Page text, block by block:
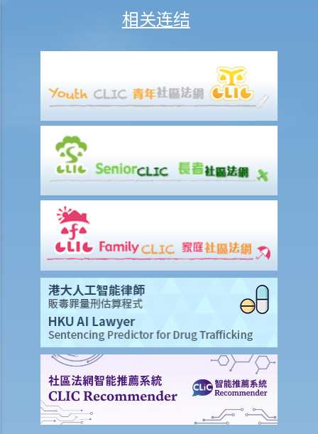
1. 「冷静期」是甚么？如果我刚刚购买了一份人寿保险，但几天后想改
2. 我正考虑把现有的人寿保险保单转到另一间保险公司，我需考虑哪些
因素？我可向谁征询意见？
3. 我如何在购买长期保险保单前，得知该保单的利益说明?
4. 我为何需要在购买长期保险保单前，提供资料以填写财务需要分析报
5. 人寿保险的「可争议期」是甚么？
6. 人寿保险中的「自杀条款」有甚么作用？
7. 保险公司在批核我的投保申请前，委托一位医生为我验身。那位医生
没有发现一项我并无披露的健康问题。保险公司可否以这项没有披露的
资料，而拒绝我其后的任何索偿？
8. 「可撤换受益人」和「不可撤换受益人」有甚么分别？在哪些情况
下，我才可以更改寿险保单内的「不可撤换受益人」？
9. 我的儿子今年15岁。 可否指定他为我的人寿保险受益人？如果我在他
成年前（即年满18岁前）死亡，他可否获得所有保险金？
10. 受保人已失踪了数年，其保单受益人可否向保险公司索取死亡赔
11. 在处理索偿时，保险公司会否接受中医发出的医疗报告 / 医生纸？
12. 我在香港购买了一份保险，但在海外受了伤。我可否向保险公司提
相关连结